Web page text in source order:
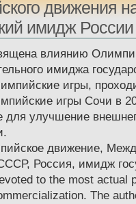
движения
имидж России
влиянию
имиджа
игры,
игры Сочи в
для улучшение
движение,
Россия, имидж
to the most actual
Тhe